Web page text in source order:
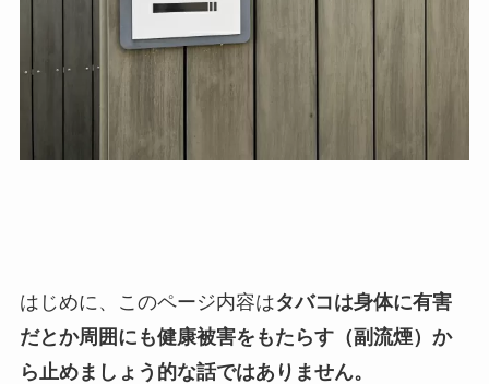
はじめに、このページ内容はタバコは身体に有害
だとか周囲にも健康被害をもたらす（副流煙）か
ら止めましょう的な話ではありません。